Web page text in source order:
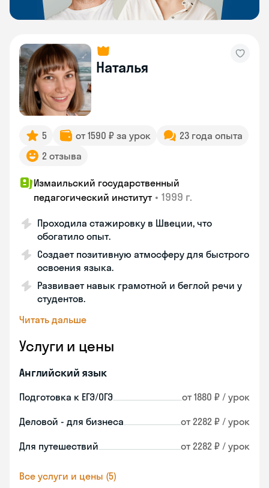
Наталья
5 от 1590 ₽ за урок
23 года опыта
2 отзыва
Измаильский государственный
педагогический институт • 1999 г.
Проходила стажировку в Швеции, что
обогатило опыт.
Создает позитивную атмосферу для быстрого
освоения языка.
Развивает навык грамотной и беглой речи у
студентов.
Читать дальше
Услуги и цены
Английский язык
Подготовка к ЕГЭ/ОГЭ от 1880 ₽ / урок
Деловой - для бизнеса от 2282 ₽ / урок
Для путешествий от 2282 ₽ / урок
Все услуги и цены (5)